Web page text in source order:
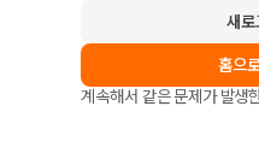
새
홈으
계속해서 같은 문제가 발생